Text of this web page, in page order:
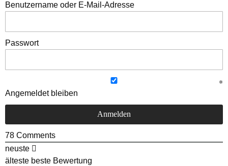
Benutzername oder E-Mail-Adresse
Passwort
Angemeldet bleiben
78 Comments
neuste
älteste beste Bewertung